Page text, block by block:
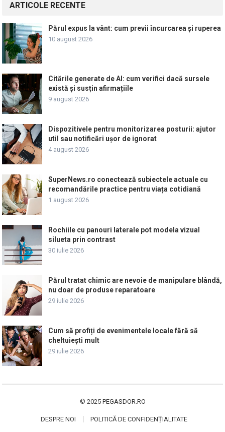
ARTICOLE RECENTE
Părul expus la vânt: cum previi încurcarea și ruperea
10 august 2026
Citările generate de AI: cum verifici dacă sursele
există și susțin afirmațiile
9 august 2026
Dispozitivele pentru monitorizarea posturii: ajutor
util sau notificări ușor de ignorat
4 august 2026
SuperNews.ro conectează subiectele actuale cu
recomandările practice pentru viața cotidiană
1 august 2026
Rochiile cu panouri laterale pot modela vizual
silueta prin contrast
30 iulie 2026
Părul tratat chimic are nevoie de manipulare blândă,
nu doar de produse reparatoare
29 iulie 2026
Cum să profiți de evenimentele locale fără să
cheltuiești mult
29 iulie 2026
© 2025 PEGASDOR.RO
DESPRE NOI POLITICĂ DE CONFIDENȚIALITATE